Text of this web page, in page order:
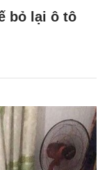
bỏ lại ô tô